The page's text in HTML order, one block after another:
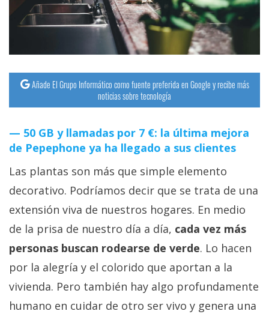
Trucos
Tutoriales
Ciberseguridad
Sistemas
operativos
Profesional
+
Más
temas
Añade El Grupo Informático como fuente preferida en Google y recibe más
noticias sobre tecnología
50 GB y llamadas por 7 €: la última mejora
de Pepephone ya ha llegado a sus clientes
Las plantas son más que simple elemento
decorativo. Podríamos decir que se trata de una
extensión viva de nuestros hogares. En medio
de la prisa de nuestro día a día, cada vez más
personas buscan rodearse de verde. Lo hacen
por la alegría y el colorido que aportan a la
vivienda. Pero también hay algo profundamente
humano en cuidar de otro ser vivo y genera una